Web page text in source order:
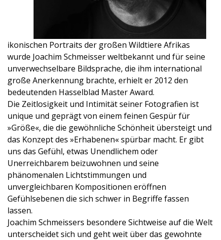
ikonischen Portraits der großen Wildtiere Afrikas
wurde Joachim Schmeisser weltbekannt und für seine
unverwechselbare Bildsprache, die ihm international
große Anerkennung brachte, erhielt er 2012 den
bedeutenden Hasselblad Master Award.
Die Zeitlosigkeit und Intimität seiner Fotografien ist
unique und geprägt von einem feinen Gespür für
»Größe«, die die gewöhnliche Schönheit übersteigt und
das Konzept des »Erhabenen« spürbar macht. Er gibt
uns das Gefühl, etwas Unendlichem oder
Unerreichbarem beizuwohnen und seine
phänomenalen Lichtstimmungen und
unvergleichbaren Kompositionen eröffnen
Gefühlsebenen die sich schwer in Begriffe fassen
lassen.
Joachim Schmeissers besondere Sichtweise auf die Welt
unterscheidet sich und geht weit über das gewohnte